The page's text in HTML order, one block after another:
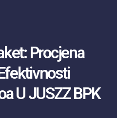
Procjena
U JUSZZ BPK